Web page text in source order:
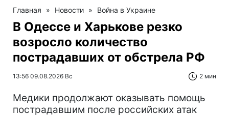
Главная » Новости » Война в Украине
В Одессе и Харькове резко
возросло количество
пострадавших от обстрела РФ
13:56 09.08.2026 Вс 2 мин
Медики продолжают оказывать помощь
пострадавшим после российских атак